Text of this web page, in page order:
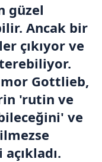
güzel
Ancak bir
çıkıyor ve
Gottlieb,
'rutin ve
ve